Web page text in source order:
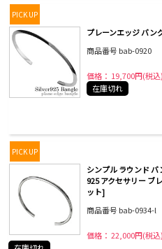
PICK UP
プレーンエッジ バン
商品番号 bab-0920
価格： 19,700円(税込)
在庫切れ
PICK UP
シンプル ラウンド
925 アクセサリー ブ
ット]
商品番号 bab-0934-l
価格： 22,000円(税込)